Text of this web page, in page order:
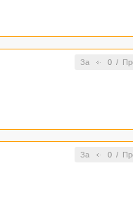
За 0/
За 0/